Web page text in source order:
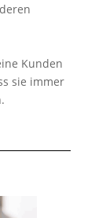
Kunden
sie immer